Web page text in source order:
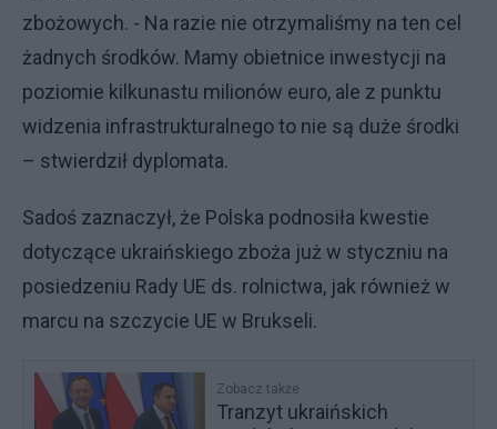
zbożowych. - Na razie nie otrzymaliśmy na ten cel
żadnych środków. Mamy obietnice inwestycji na
poziomie kilkunastu milionów euro, ale z punktu
widzenia infrastrukturalnego to nie są duże środki
– stwierdził dyplomata.
Sadoś zaznaczył, że Polska podnosiła kwestie
dotyczące ukraińskiego zboża już w styczniu na
posiedzeniu Rady UE ds. rolnictwa, jak również w
marcu na szczycie UE w Brukseli.
Zobacz także
Tranzyt ukraińskich